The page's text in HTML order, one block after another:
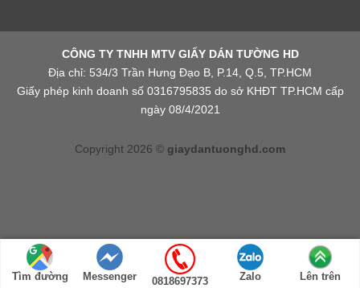
CÔNG TY TNHH MTV GIẤY DÁN TƯỜNG HD
Địa chỉ: 534/3 Trần Hưng Đạo B, P.14, Q.5, TP.HCM
Giấy phép kinh doanh số 0316795835 do sở KHĐT TP.HCM cấp
ngày 08/4/2021
Copyright 2026 © giaydantuonghd.com
Tìm đường Messenger 0818697373 Zalo Lên trên